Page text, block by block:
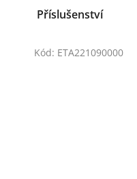
Příslušenství
Kód: ETA221090000